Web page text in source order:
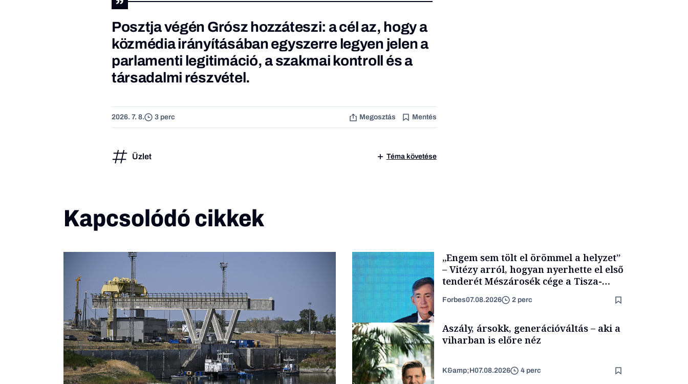
Posztja végén Grósz hozzáteszi: a cél az, hogy a
közmédia irányításában egyszerre legyen jelen a
parlamenti legitimáció, a szakmai kontroll és a
társadalmi részvétel.
2026. 7. 8. 3 perc Megosztás Mentés
Üzlet Téma követése
Kapcsolódó cikkek
„Engem sem tölt el örömmel a helyzet”
– Vitézy arról, hogyan nyerhette el első
tenderét Mészárosék cége a Tisza-
Forbes07.08.2026 2 perc
Aszály, ársokk, generációváltás – aki a
viharban is előre néz
K&amp;H07.08.2026 4 perc